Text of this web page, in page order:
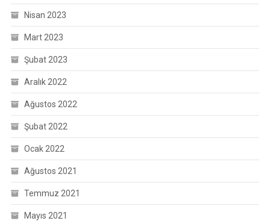
Nisan 2023
Mart 2023
Şubat 2023
Aralık 2022
Ağustos 2022
Şubat 2022
Ocak 2022
Ağustos 2021
Temmuz 2021
Mayıs 2021